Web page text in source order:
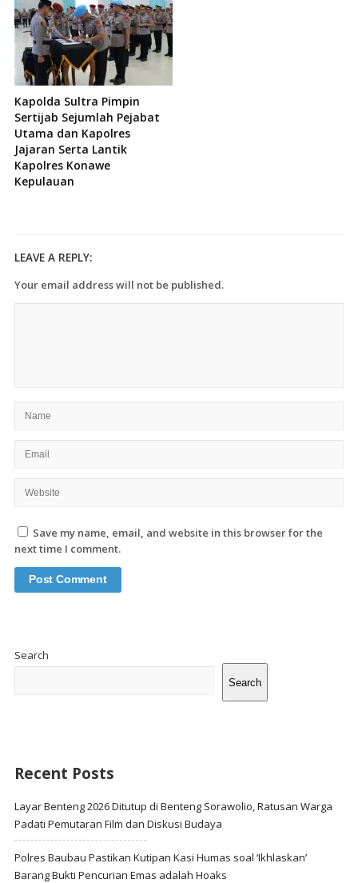
Kapolda Sultra Pimpin
Sertijab Sejumlah Pejabat
Utama dan Kapolres
Jajaran Serta Lantik
Kapolres Konawe
Kepulauan
LEAVE A REPLY:
Your email address will not be published.
Save my name, email, and website in this browser for the
next time I comment.
Search
Search
Recent Posts
Layar Benteng 2026 Ditutup di Benteng Sorawolio, Ratusan Warga
Padati Pemutaran Film dan Diskusi Budaya
Polres Baubau Pastikan Kutipan Kasi Humas soal ‘Ikhlaskan’
Barang Bukti Pencurian Emas adalah Hoaks